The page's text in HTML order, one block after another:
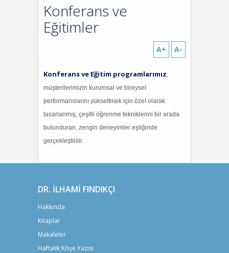
Konferans ve
Eğitimler
A+ A-
Konferans ve Eğitim programlarımız
müşterilerimizin kurumsal ve bireysel
performanslarını yükseltmek için özel olarak
tasarlanmış, çeşitli öğrenme tekniklerini bir arada
bulunduran, zengin deneyimler eşliğinde
gerçekleştirilir.
DR. İLHAMİ FINDIKÇI
Hakkında
Kitaplar
Makaleler
Haftalık Köşe Yazısı